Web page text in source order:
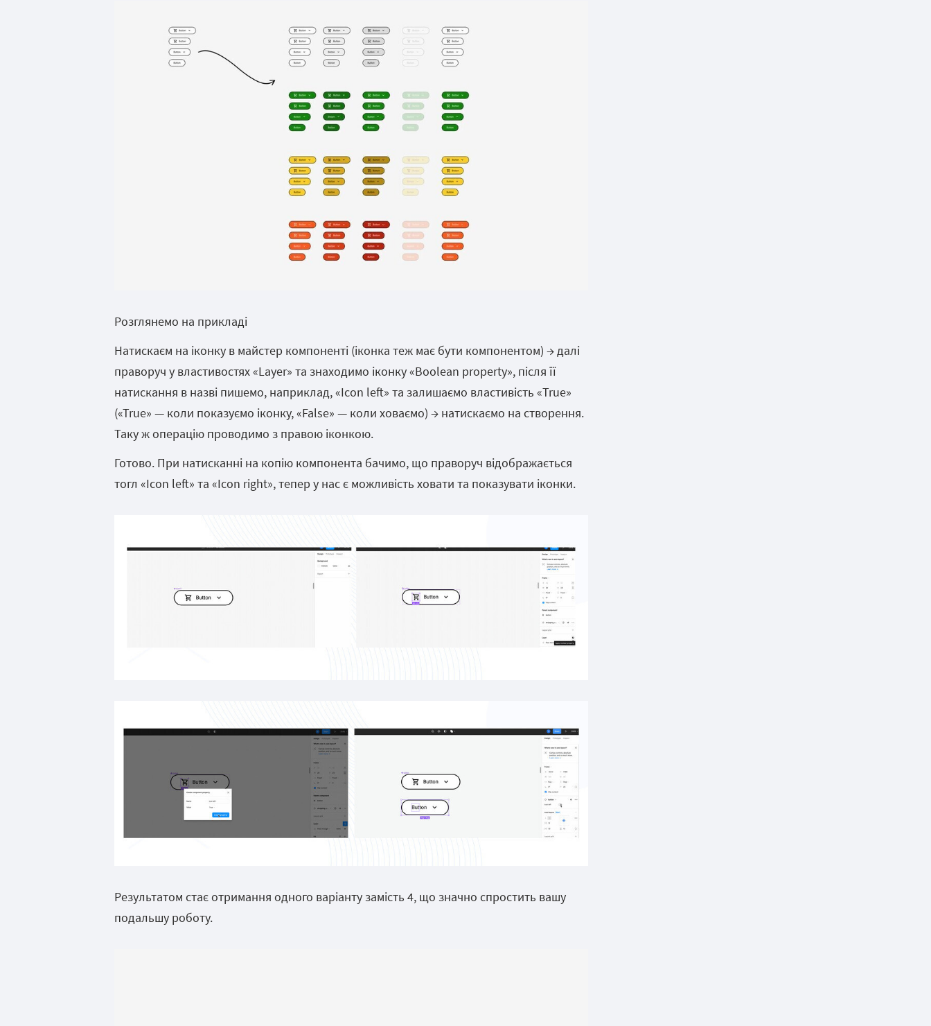
Розглянемо на прикладі
Натискаєм на іконку в майстер компоненті (іконка теж має бути компонентом) → далі
праворуч у властивостях «Layer» та знаходимо іконку «Boolean property», після її
натискання в назві пишемо, наприклад, «Icon left» та залишаємо властивість «True»
(«True» — коли показуємо іконку, «False» — коли ховаємо) → натискаємо на створення.
Таку ж операцію проводимо з правою іконкою.
Готово. При натисканні на копію компонента бачимо, що праворуч відображається
тогл «Icon left» та «Icon right», тепер у нас є можливість ховати та показувати іконки.
Результатом стає отримання одного варіанту замість 4, що значно спростить вашу
подальшу роботу.